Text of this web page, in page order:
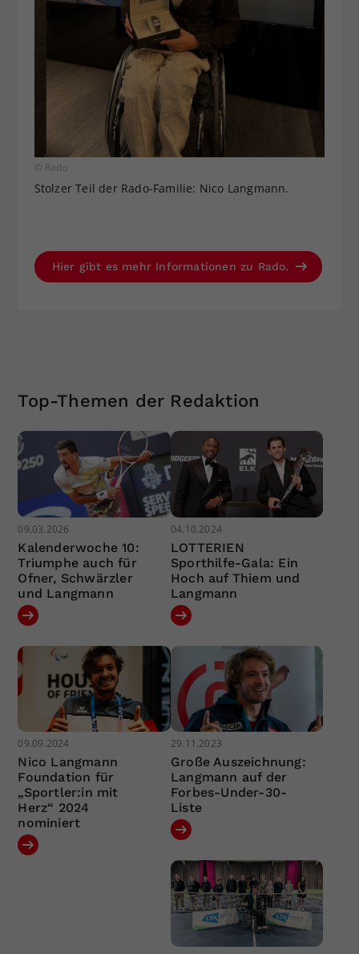
© Rado
Stolzer Teil der Rado-Familie: Nico Langmann.
Hier gibt es mehr Informationen zu Rado.
Top-Themen der Redaktion
09.03.2026
Kalenderwoche 10:
Triumphe auch für
Ofner, Schwärzler
und Langmann
04.10.2024
LOTTERIEN
Sporthilfe-Gala: Ein
Hoch auf Thiem und
Langmann
09.09.2024
Nico Langmann
Foundation für
„Sportler:in mit
Herz“ 2024
nominiert
29.11.2023
Große Auszeichnung:
Langmann auf der
Forbes-Under-30-
Liste